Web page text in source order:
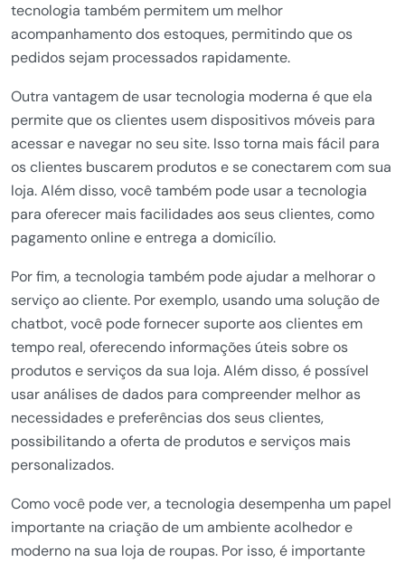
tecnologia também permitem um melhor
acompanhamento dos estoques, permitindo que os
pedidos sejam processados rapidamente.
Outra vantagem de usar tecnologia moderna é que ela
permite que os clientes usem dispositivos móveis para
acessar e navegar no seu site. Isso torna mais fácil para
os clientes buscarem produtos e se conectarem com sua
loja. Além disso, você também pode usar a tecnologia
para oferecer mais facilidades aos seus clientes, como
pagamento online e entrega a domicílio.
Por fim, a tecnologia também pode ajudar a melhorar o
serviço ao cliente. Por exemplo, usando uma solução de
chatbot, você pode fornecer suporte aos clientes em
tempo real, oferecendo informações úteis sobre os
produtos e serviços da sua loja. Além disso, é possível
usar análises de dados para compreender melhor as
necessidades e preferências dos seus clientes,
possibilitando a oferta de produtos e serviços mais
personalizados.
Como você pode ver, a tecnologia desempenha um papel
importante na criação de um ambiente acolhedor e
moderno na sua loja de roupas. Por isso, é importante